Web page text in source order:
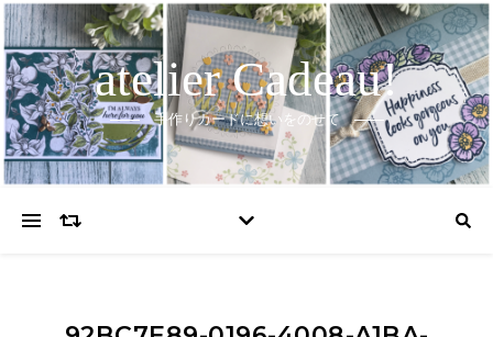
atelier Cadeau!
手作りカードに想いをのせて